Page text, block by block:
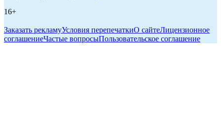
16+
Заказать рекламуУсловия перепечаткиО сайтеЛицензионное
соглашениеЧастые вопросыПользовательское соглашение